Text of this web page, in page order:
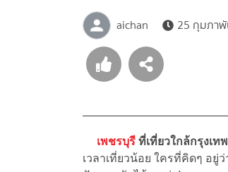
aichan 25 กุมภา
เพชรบุรี ที่เที่ยวใกล้กรุงเทพ
เวลาเที่ยวน้อย ใครที่คิดๆ อยู่